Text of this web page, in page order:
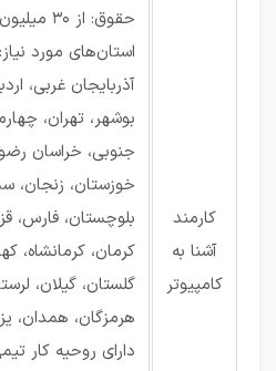
کارمند
آشنا به
کامپیوتر
حقوق: از ۳۰ میلیون به بالا
استان‌های مورد
آذربایجان غربی،
بوشهر، تهران،
جنوبی، خراسان
خوزستان، زنجان،
بلوچستان، فارس،
کرمان، کرمانشاه،
گلستان، گیلان،
هرمزگان، همدان،
دارای روحیه کار